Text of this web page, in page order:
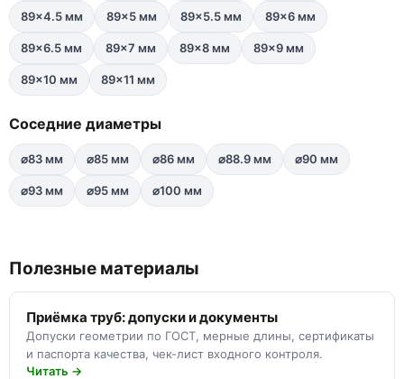
89×4.5 мм 89×5 мм 89×5.5 мм 89×6 мм
89×6.5 мм 89×7 мм 89×8 мм 89×9 мм
89×10 мм 89×11 мм
Соседние диаметры
⌀83 мм ⌀85 мм ⌀86 мм ⌀88.9 мм ⌀90 мм
⌀93 мм ⌀95 мм ⌀100 мм
Полезные материалы
Приёмка труб: допуски и документы
Допуски геометрии по ГОСТ, мерные длины, сертификаты
и паспорта качества, чек-лист входного контроля.
Читать →